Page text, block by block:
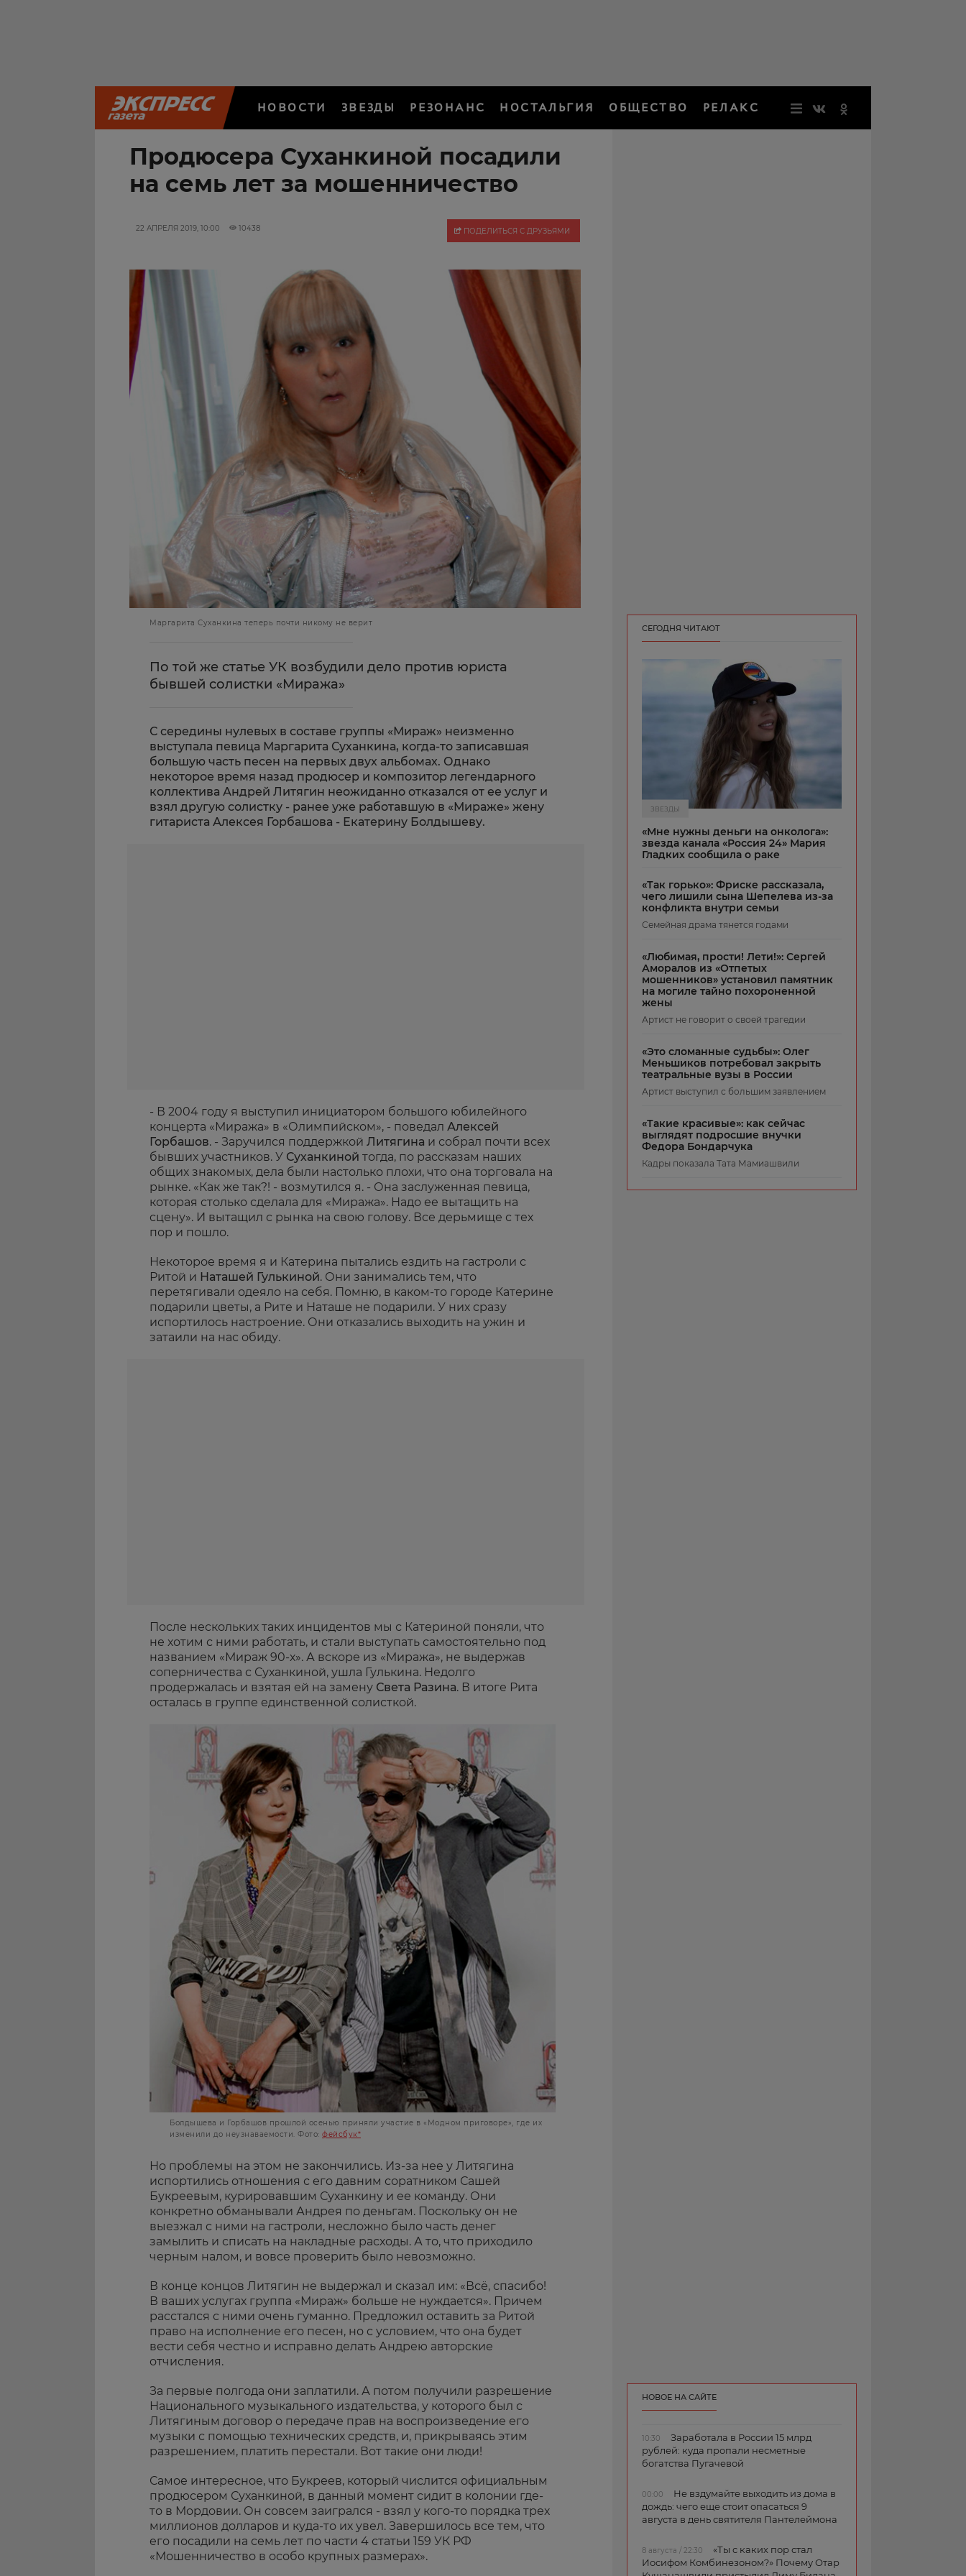
НОВОСТИ ЗВЕЗДЫ РЕЗОНАНС НОСТАЛЬГИЯ ОБЩЕСТВО РЕЛАКС
Продюсера Суханкиной посадили
на семь лет за мошенничество
22 АПРЕЛЯ 2019, 10:00 10438 ПОДЕЛИТЬСЯ С ДРУЗЬЯМИ
Маргарита Суханкина теперь почти никому не верит
По той же статье УК возбудили дело против юриста
бывшей солистки «Миража»
С середины нулевых в составе группы «Мираж» неизменно
выступала певица Маргарита Суханкина, когда-то записавшая
большую часть песен на первых двух альбомах. Однако
некоторое время назад продюсер и композитор легендарного
коллектива Андрей Литягин неожиданно отказался от ее услуг и
взял другую солистку - ранее уже работавшую в «Мираже» жену
гитариста Алексея Горбашова - Екатерину Болдышеву.
- В 2004 году я выступил инициатором большого юбилейного
концерта «Миража» в «Олимпийском», - поведал Алексей
Горбашов. - Заручился поддержкой Литягина и собрал почти всех
бывших участников. У Суханкиной тогда, по рассказам наших
общих знакомых, дела были настолько плохи, что она торговала на
рынке. «Как же так?! - возмутился я. - Она заслуженная певица,
которая столько сделала для «Миража». Надо ее вытащить на
сцену». И вытащил с рынка на свою голову. Все дерьмище с тех
пор и пошло.
Некоторое время я и Катерина пытались ездить на гастроли с
Ритой и Наташей Гулькиной. Они занимались тем, что
перетягивали одеяло на себя. Помню, в каком-то городе Катерине
подарили цветы, а Рите и Наташе не подарили. У них сразу
испортилось настроение. Они отказались выходить на ужин и
затаили на нас обиду.
После нескольких таких инцидентов мы с Катериной поняли, что
не хотим с ними работать, и стали выступать самостоятельно под
названием «Мираж 90-х». А вскоре из «Миража», не выдержав
соперничества с Суханкиной, ушла Гулькина. Недолго
продержалась и взятая ей на замену Света Разина. В итоге Рита
осталась в группе единственной солисткой.
Болдышева и Горбашов прошлой осенью приняли участие в «Модном приговоре», где их
изменили до неузнаваемости. Фото: фейсбук*
Но проблемы на этом не закончились. Из-за нее у Литягина
испортились отношения с его давним соратником Сашей
Букреевым, курировавшим Суханкину и ее команду. Они
конкретно обманывали Андрея по деньгам. Поскольку он не
выезжал с ними на гастроли, несложно было часть денег
замылить и списать на накладные расходы. А то, что приходило
черным налом, и вовсе проверить было невозможно.
В конце концов Литягин не выдержал и сказал им: «Всё, спасибо!
В ваших услугах группа «Мираж» больше не нуждается». Причем
расстался с ними очень гуманно. Предложил оставить за Ритой
право на исполнение его песен, но с условием, что она будет
вести себя честно и исправно делать Андрею авторские
отчисления.
За первые полгода они заплатили. А потом получили разрешение
Национального музыкального издательства, у которого был с
Литягиным договор о передаче прав на воспроизведение его
музыки с помощью технических средств, и, прикрываясь этим
разрешением, платить перестали. Вот такие они люди!
Самое интересное, что Букреев, который числится официальным
продюсером Суханкиной, в данный момент сидит в колонии где-
то в Мордовии. Он совсем заигрался - взял у кого-то порядка трех
миллионов долларов и куда-то их увел. Завершилось все тем, что
его посадили на семь лет по части 4 статьи 159 УК РФ
«Мошенничество в особо крупных размерах».
СЕГОДНЯ ЧИТАЮТ
ЗВЕЗДЫ
«Мне нужны деньги на онколога»:
звезда канала «Россия 24» Мария
Гладких сообщила о раке
«Так горько»: Фриске рассказала,
чего лишили сына Шепелева из-за
конфликта внутри семьи
Семейная драма тянется годами
«Любимая, прости! Лети!»: Сергей
Аморалов из «Отпетых
мошенников» установил памятник
на могиле тайно похороненной
жены
Артист не говорит о своей трагедии
«Это сломанные судьбы»: Олег
Меньшиков потребовал закрыть
театральные вузы в России
Артист выступил с большим заявлением
«Такие красивые»: как сейчас
выглядят подросшие внучки
Федора Бондарчука
Кадры показала Тата Мамиашвили
НОВОЕ НА САЙТЕ
10:30
Заработала в России 15 млрд
рублей: куда пропали несметные
богатства Пугачевой
00:00
Не вздумайте выходить из дома в
дождь: чего еще стоит опасаться 9
августа в день святителя Пантелеймона
8 августа / 22:30
«Ты с каких пор стал
Иосифом Комбинезоном?» Почему Отар